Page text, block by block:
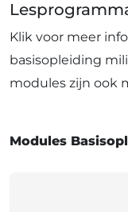
Klik voor meer
basisopleiding
modules zijn ook
Modules